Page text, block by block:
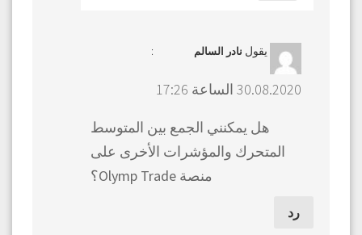
يقول نادر السالم :
30.08.2020 الساعة 17:26
هل يمكنني الجمع بين المتوسط
المتحرك والمؤشرات الأخرى على
منصة Olymp Trade؟
رد